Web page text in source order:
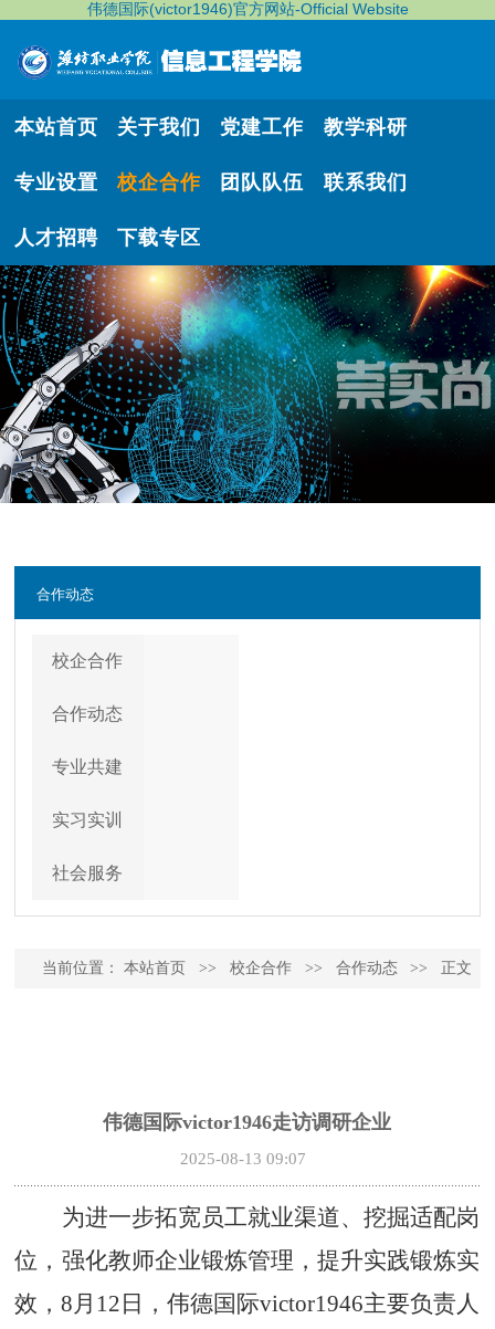
伟德国际(victor1946)官方网站-Official Website
本站首页 关于我们 党建工作 教学科研
专业设置 校企合作 团队队伍 联系我们
人才招聘 下载专区
合作动态
校企合作
合作动态
专业共建
实习实训
社会服务
当前位置： 本站首页 >> 校企合作 >> 合作动态 >> 正文
伟德国际victor1946走访调研企业
2025-08-13 09:07
为进一步拓宽员工就业渠道、挖掘适配岗
位，强化教师企业锻炼管理，提升实践锻炼实
效，8月12日，伟德国际victor1946主要负责人